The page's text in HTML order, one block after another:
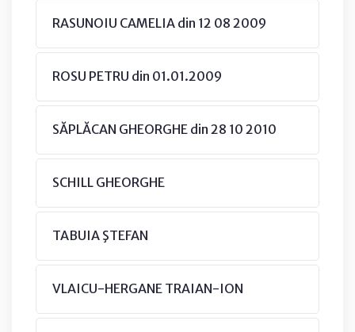
RASUNOIU CAMELIA din 12 08 2009
ROSU PETRU din 01.01.2009
SĂPLĂCAN GHEORGHE din 28 10 2010
SCHILL GHEORGHE
TABUIA ŞTEFAN
VLAICU-HERGANE TRAIAN-ION